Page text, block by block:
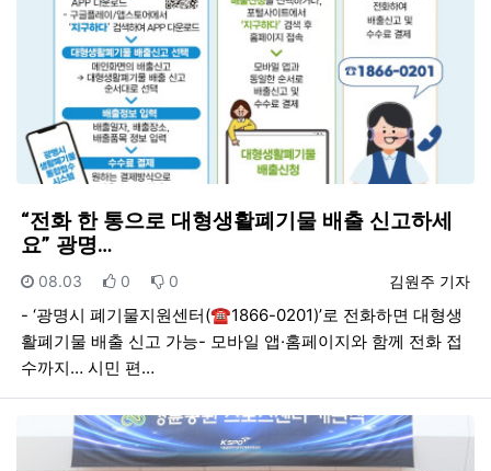
“전화 한 통으로 대형생활폐기물 배출 신고하세
요” 광명…
등록자
김원주 기자
등록일
08.03 추천
0 비추천
0
- ‘광명시 폐기물지원센터(☎1866-0201)’로 전화하면 대형생
활폐기물 배출 신고 가능- 모바일 앱·홈페이지와 함께 전화 접
수까지… 시민 편…